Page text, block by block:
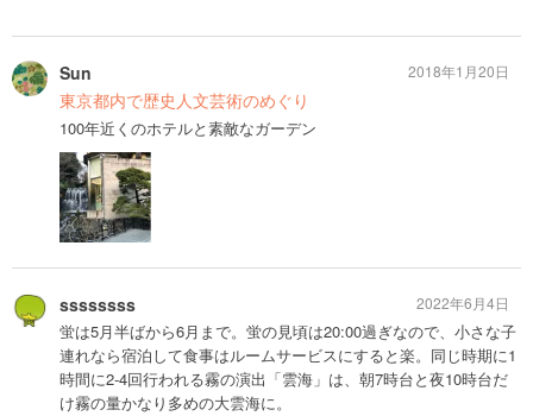
Sun
東京都内で歴史人文芸術のめぐり
100年近くのホテルと素敵なガーデン
2018年1月20日
ssssssss
蛍は5月半ばから6月まで。蛍の見頃は20:00過ぎなので、小さな子
連れなら宿泊して食事はルームサービスにすると楽。同じ時期に1
時間に2-4回行われる霧の演出「雲海」は、朝7時台と夜10時台だ
け霧の量かなり多めの大雲海に。
2022年6月4日